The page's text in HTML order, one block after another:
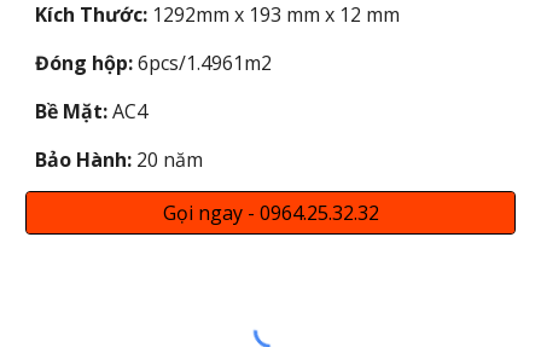
Kích Thước: 1292mm x 193 mm x 12 mm
Đóng hộp:6pcs/1.4961m2
Bề Mặt:AC4
Bảo Hành: 20 năm
Gọi ngay - 0964.25.32.32